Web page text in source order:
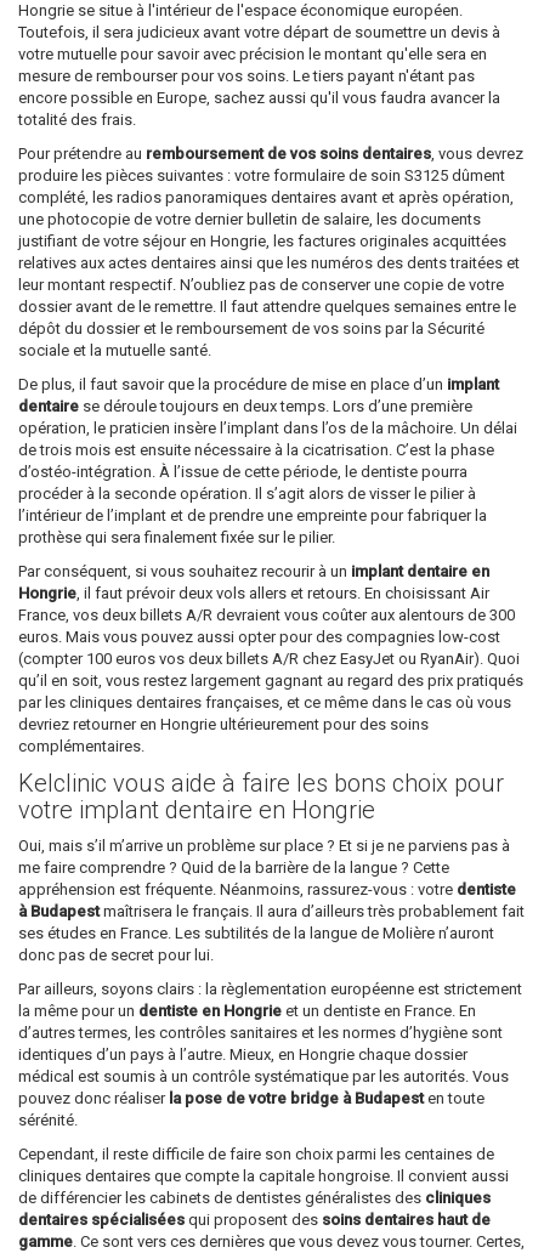
Hongrie se situe à l'intérieur de l'espace économique européen.
Toutefois, il sera judicieux avant votre départ de soumettre un devis à
votre mutuelle pour savoir avec précision le montant qu'elle sera en
mesure de rembourser pour vos soins. Le tiers payant n'étant pas
encore possible en Europe, sachez aussi qu'il vous faudra avancer la
totalité des frais.
Pour prétendre au remboursement de vos soins dentaires, vous devrez
produire les pièces suivantes : votre formulaire de soin S3125 dûment
complété, les radios panoramiques dentaires avant et après opération,
une photocopie de votre dernier bulletin de salaire, les documents
justifiant de votre séjour en Hongrie, les factures originales acquittées
relatives aux actes dentaires ainsi que les numéros des dents traitées et
leur montant respectif. N’oubliez pas de conserver une copie de votre
dossier avant de le remettre. Il faut attendre quelques semaines entre le
dépôt du dossier et le remboursement de vos soins par la Sécurité
sociale et la mutuelle santé.
De plus, il faut savoir que la procédure de mise en place d’un implant
dentaire se déroule toujours en deux temps. Lors d’une première
opération, le praticien insère l’implant dans l’os de la mâchoire. Un délai
de trois mois est ensuite nécessaire à la cicatrisation. C’est la phase
d’ostéo-intégration. À l’issue de cette période, le dentiste pourra
procéder à la seconde opération. Il s’agit alors de visser le pilier à
l’intérieur de l’implant et de prendre une empreinte pour fabriquer la
prothèse qui sera finalement fixée sur le pilier.
Par conséquent, si vous souhaitez recourir à un implant dentaire en
Hongrie, il faut prévoir deux vols allers et retours. En choisissant Air
France, vos deux billets A/R devraient vous coûter aux alentours de 300
euros. Mais vous pouvez aussi opter pour des compagnies low-cost
(compter 100 euros vos deux billets A/R chez EasyJet ou RyanAir). Quoi
qu’il en soit, vous restez largement gagnant au regard des prix pratiqués
par les cliniques dentaires françaises, et ce même dans le cas où vous
devriez retourner en Hongrie ultérieurement pour des soins
complémentaires.
Kelclinic vous aide à faire les bons choix pour
votre implant dentaire en Hongrie
Oui, mais s’il m’arrive un problème sur place ? Et si je ne parviens pas à
me faire comprendre ? Quid de la barrière de la langue ? Cette
appréhension est fréquente. Néanmoins, rassurez-vous : votre dentiste
à Budapestmaîtrisera le français. Il aura d’ailleurs très probablement fait
ses études en France. Les subtilités de la langue de Molière n’auront
donc pas de secret pour lui.
Par ailleurs, soyons clairs : la règlementation européenne est strictement
la même pour un dentiste en Hongrie et un dentiste en France. En
d’autres termes, les contrôles sanitaires et les normes d’hygiène sont
identiques d’un pays à l’autre. Mieux, en Hongrie chaque dossier
médical est soumis à un contrôle systématique par les autorités. Vous
pouvez donc réaliser la pose de votre bridge à Budapesten toute
sérénité.
Cependant, il reste difficile de faire son choix parmi les centaines de
cliniques dentaires que compte la capitale hongroise. Il convient aussi
de différencier les cabinets de dentistes généralistes des cliniques
dentaires spécialisées qui proposent des soins dentaires haut de
gamme. Ce sont vers ces dernières que vous devez vous tourner. Certes,